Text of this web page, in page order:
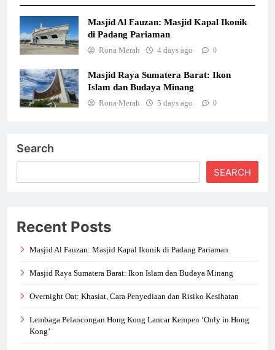
Masjid Al Fauzan: Masjid Kapal Ikonik
di Padang Pariaman
Rona Merah 4 days ago 0
Masjid Raya Sumatera Barat: Ikon
Islam dan Budaya Minang
Rona Merah 5 days ago 0
Search
SEARCH
Recent Posts
Masjid Al Fauzan: Masjid Kapal Ikonik di Padang Pariaman
Masjid Raya Sumatera Barat: Ikon Islam dan Budaya Minang
Overnight Oat: Khasiat, Cara Penyediaan dan Risiko Kesihatan
Lembaga Pelancongan Hong Kong Lancar Kempen ‘Only in Hong
Kong’